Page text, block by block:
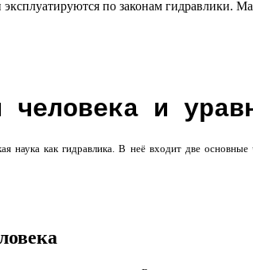
по законам гидравлики.
человека и
наука как гидравлика. В неё входит две основные